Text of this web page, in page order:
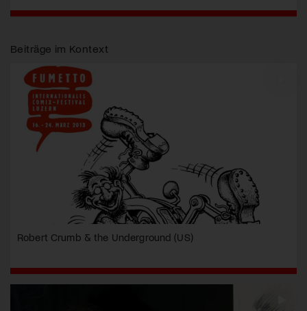
Beiträge im Kontext
Robert Crumb & the Underground (US)